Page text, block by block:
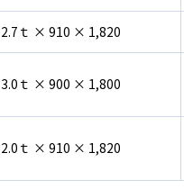
2.7ｔ × 910 × 1,820
3.0ｔ × 900 × 1,800
2.0ｔ × 910 × 1,820